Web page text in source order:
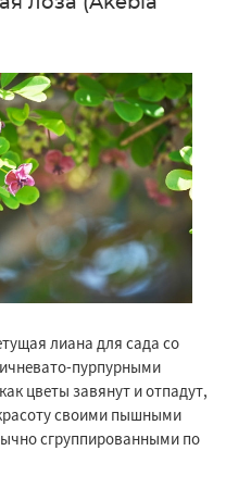
лиана для сада со
пурпурными
цветы завянут и отпадут,
своими пышными
сгруппированными по